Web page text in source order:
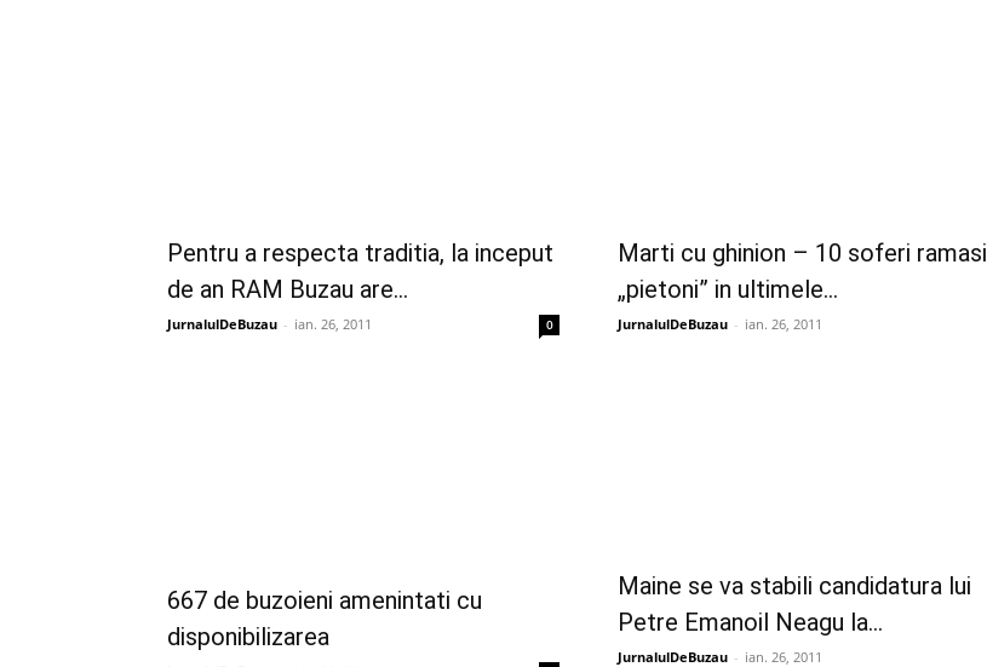
Pentru a respecta traditia, la inceput
de an RAM Buzau are...
JurnalulDeBuzau - ian. 26, 2011 0
Marti cu ghinion – 10 soferi ramasi
„pietoni” in ultimele...
JurnalulDeBuzau - ian. 26, 2011
667 de buzoieni amenintati cu
disponibilizarea
Maine se va stabili candidatura lui
Petre Emanoil Neagu la...
JurnalulDeBuzau - ian. 26, 2011